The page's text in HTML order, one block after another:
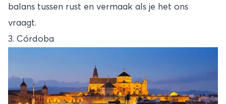
balans tussen rust en vermaak als je het ons
vraagt.
3. Córdoba